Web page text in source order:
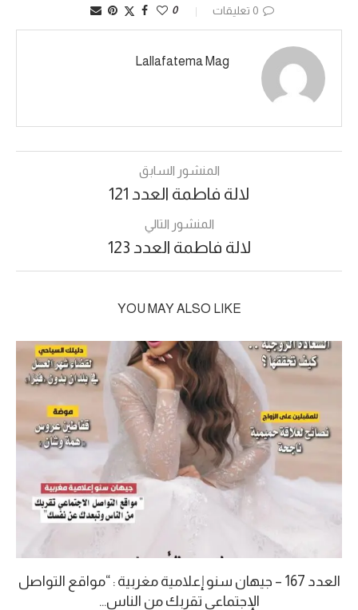
0 تعليقات 0
Lallafatema Mag
المنشور السابق
لالة فاطمة العدد 121
المنشور التالي
لالة فاطمة العدد 123
YOU MAY ALSO LIKE
العدد 167 – جيهان سنو إعلامية مغربية : “مواقع التواصل
الإجتماعي تقربك من الناس...